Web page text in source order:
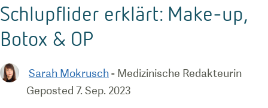
Schlupflider erklärt: Make-up,
Botox & OP
Sarah Mokrusch- Medizinische Redakteurin
Geposted 7. Sep. 2023